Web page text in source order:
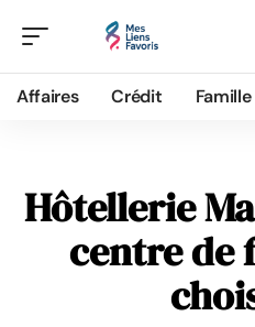
Affaires Crédit Famille
Hôtellerie
centre de